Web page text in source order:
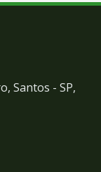
Santos - SP,